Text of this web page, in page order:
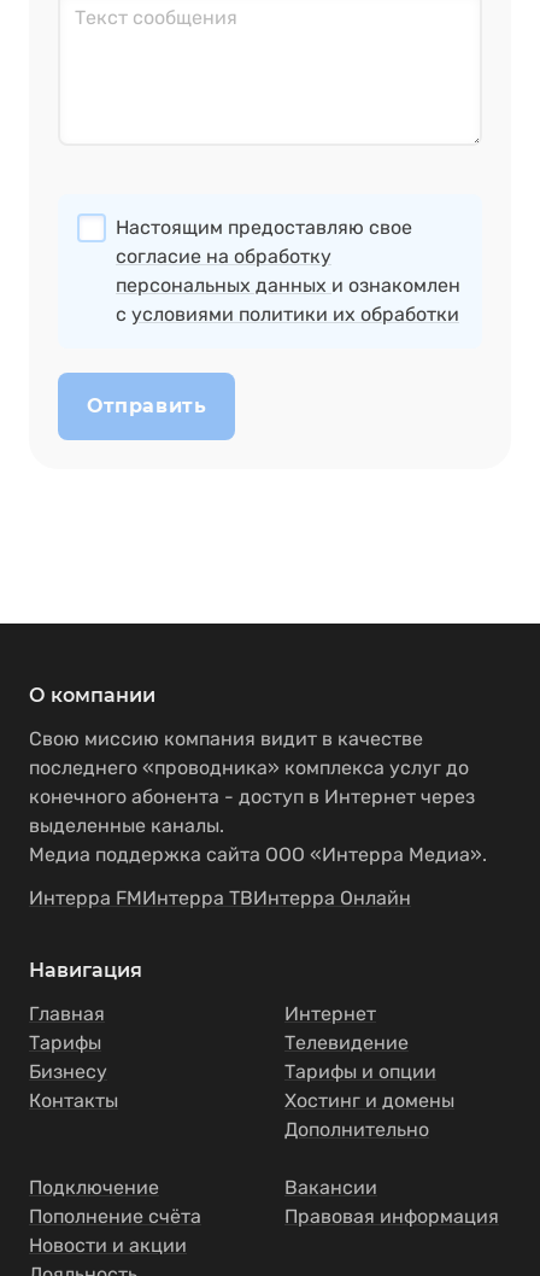
Настоящим предоставляю свое
согласие на обработку
персональных данных и ознакомлен
с условиями политики их обработки
Отправить
О компании
Свою миссию компания видит в качестве
последнего «проводника» комплекса услуг до
конечного абонента - доступ в Интернет через
выделенные каналы.
Медиа поддержка сайта ООО «Интерра Медиа».
Интерра FMИнтерра ТВИнтерра Онлайн
Навигация
Главная
Тарифы
Бизнесу
Контакты
Интернет
Телевидение
Тарифы и опции
Хостинг и домены
Дополнительно
Подключение
Пополнение счёта
Новости и акции
Вакансии
Правовая информация